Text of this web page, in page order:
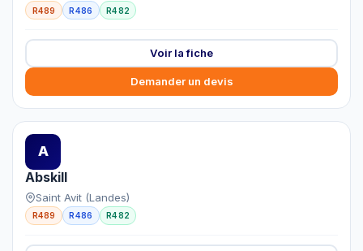
R489 R486 R482
Voir la fiche
Demander un devis
A
Abskill
Saint Avit (Landes)
R489 R486 R482